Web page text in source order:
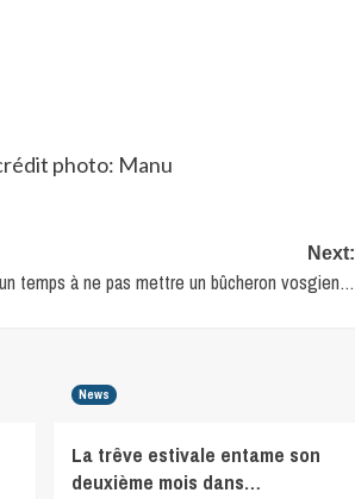
Next:
temps à ne pas mettre un bûcheron vosgien…
News
La trêve estivale entame son
deuxième mois dans…